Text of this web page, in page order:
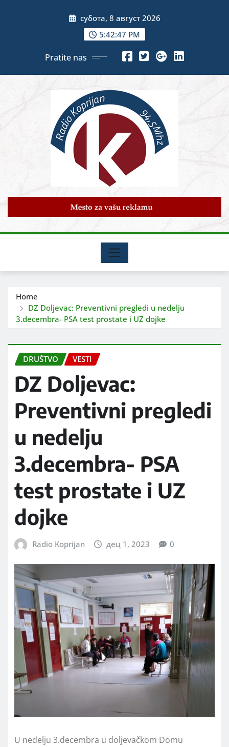
субота, 8 август 2026
5:42:49 PM
Pratite nas
Home
DZ Doljevac: Preventivni pregledi u nedelju
3.decembra- PSA test prostate i UZ dojke
DRUŠTVO VESTI
DZ Doljevac:
Preventivni pregledi
u nedelju
3.decembra- PSA
test prostate i UZ
dojke
Radio Koprijan дец 1, 2023 0
U nedelju 3.decembra u doljevačkom Domu